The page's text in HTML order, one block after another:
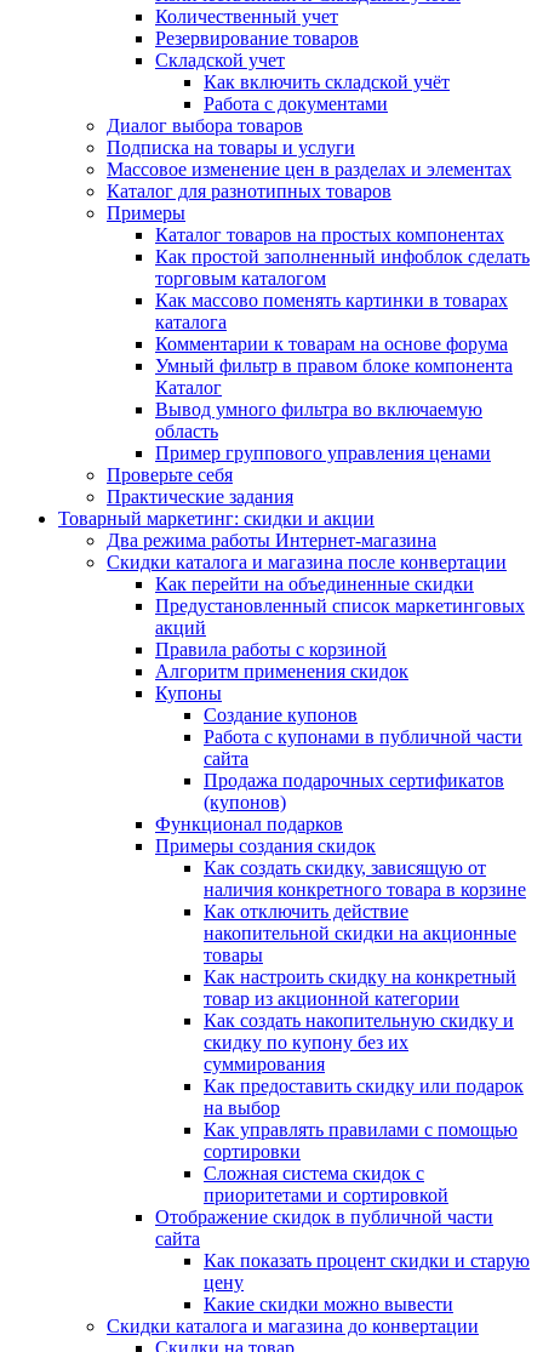
Количественный учет
Резервирование товаров
Складской учет
Как включить складской учёт
Работа с документами
Диалог выбора товаров
Подписка на товары и услуги
Массовое изменение цен в разделах и элементах
Каталог для разнотипных товаров
Примеры
Каталог товаров на простых компонентах
Как простой заполненный инфоблок сделать
торговым каталогом
Как массово поменять картинки в товарах
каталога
Комментарии к товарам на основе форума
Умный фильтр в правом блоке компонента
Каталог
Вывод умного фильтра во включаемую
область
Пример группового управления ценами
Проверьте себя
Практические задания
Товарный маркетинг: скидки и акции
Два режима работы Интернет-магазина
Скидки каталога и магазина после конвертации
Как перейти на объединенные скидки
Предустановленный список маркетинговых
акций
Правила работы с корзиной
Алгоритм применения скидок
Купоны
Создание купонов
Работа с купонами в публичной части
сайта
Продажа подарочных сертификатов
(купонов)
Функционал подарков
Примеры создания скидок
Как создать скидку, зависящую от
наличия конкретного товара в корзине
Как отключить действие
накопительной скидки на акционные
товары
Как настроить скидку на конкретный
товар из акционной категории
Как создать накопительную скидку и
скидку по купону без их
суммирования
Как предоставить скидку или подарок
на выбор
Как управлять правилами с помощью
сортировки
Сложная система скидок с
приоритетами и сортировкой
Отображение скидок в публичной части
сайта
Как показать процент скидки и старую
цену
Какие скидки можно вывести
Скидки каталога и магазина до конвертации
Скидки на товар